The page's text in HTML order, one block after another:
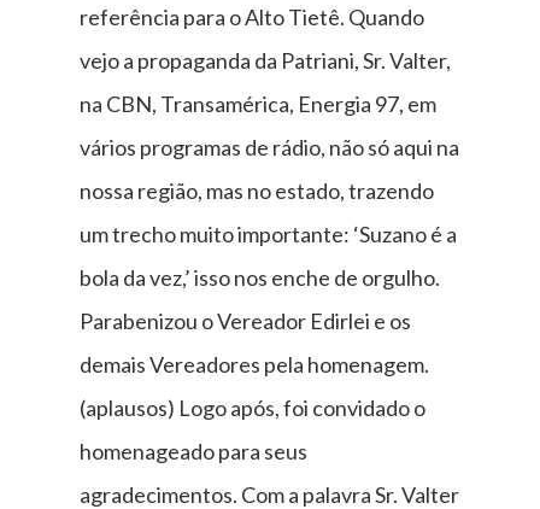
referência para o Alto Tietê. Quando
vejo a propaganda da Patriani, Sr. Valter,
na CBN, Transamérica, Energia 97, em
vários programas de rádio, não só aqui na
nossa região, mas no estado, trazendo
um trecho muito importante: ‘Suzano é a
bola da vez,’ isso nos enche de orgulho.
Parabenizou o Vereador Edirlei e os
demais Vereadores pela homenagem.
(aplausos) Logo após, foi convidado o
homenageado para seus
agradecimentos. Com a palavra Sr. Valter